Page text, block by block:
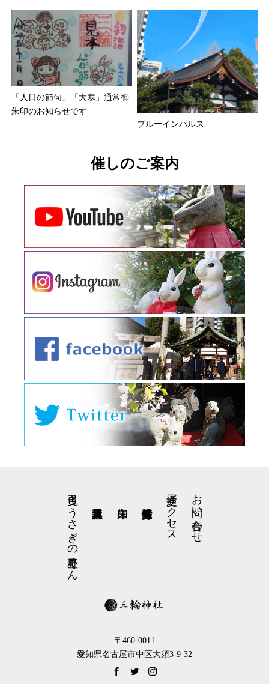
「人日の節句」「大寒」通常御
朱印のお知らせです
ブルーインパルス
催しのご案内
お問い合わせ
交通アクセス
弓曳きうさぎの星野くん
〒460-0011
愛知県名古屋市中区大須3-9-32